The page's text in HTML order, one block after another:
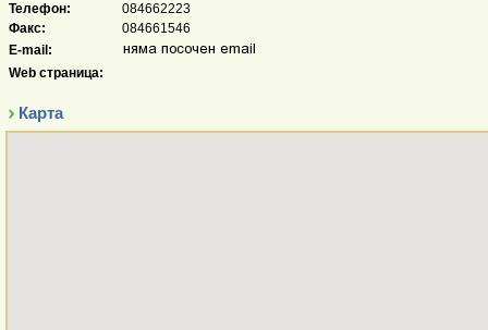
Телефон:
084662223
Факс:
084661546
E-mail:
Web страница:
Карта